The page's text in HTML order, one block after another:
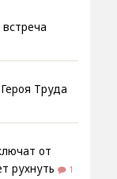
Труда
от
рухнуть
1